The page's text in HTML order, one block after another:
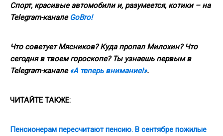
Спорт, красивые автомобили и, разумеется, котики – на
Telegram-канале GoBro!
Что советует Мясников? Куда пропал Милохин? Что
сегодня в твоем гороскопе? Ты узнаешь первым в
Telegram-канале«А теперь внимание!».
ЧИТАЙТЕ ТАКЖЕ:
Пенсионерам пересчитают пенсию. В сентябре пожилые